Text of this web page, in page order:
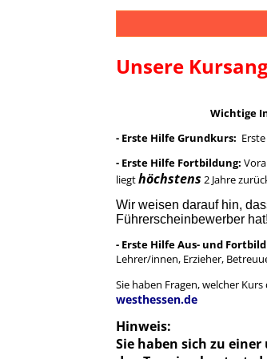
Unsere
Wichtige
- Erste Hilfe Grundkurs:
- Erste Hilfe Fortbildung:
liegthöchstens 2 Jahre
Wir weisen darauf hin,
Führerscheinbewerber hat!
- Erste Hilfe Aus- und
Lehrer/innen, Erzieher,
Sie haben Fragen, welcher
westhessen.de
Hinweis:
Sie haben sich zu